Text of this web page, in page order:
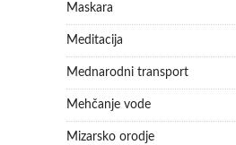
Maskara
Meditacija
Mednarodni transport
Mehčanje vode
Mizarsko orodje